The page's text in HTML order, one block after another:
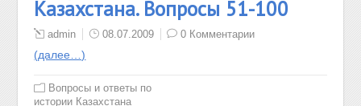
Казахстана. Вопросы 51-100
admin 08.07.2009 0 Комментарии
(далее…)
Вопросы и ответы по
истории Казахстана